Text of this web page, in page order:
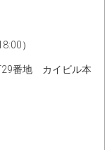
）
29番地 カイビル本